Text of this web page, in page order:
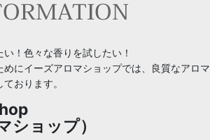
！色々な香りを試したい！
めにイーズアロマショップでは、良質なアロマ
おります。
ショップ）